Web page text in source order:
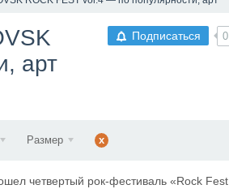
Подписаться 0
арт
Размер x
четвертый рок-фестиваль «Rock Fest